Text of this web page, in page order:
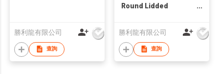
勝利龍有限公司
查詢
Round Lidded
勝利龍有限公司
查詢